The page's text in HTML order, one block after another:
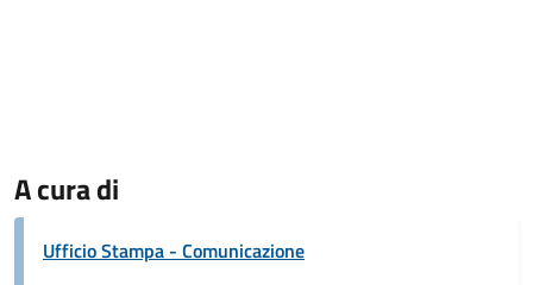
A cura di
Ufficio Stampa - Comunicazione